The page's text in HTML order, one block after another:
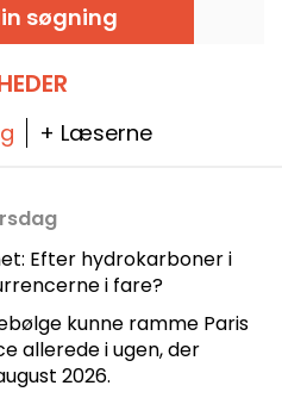
søgning
+ Læserne
Efter hydrokarboner i
i fare?
kunne ramme Paris
allerede i ugen, der
2026.